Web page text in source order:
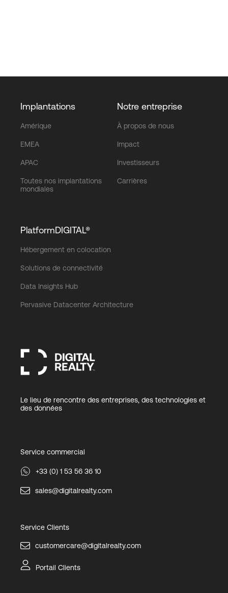
Implantations
Amérique
EMEA
APAC
Toutes nos implantations
mondiales
Notre entreprise
À propos de nous
Impact
Investisseurs
Carrières
PlatformDIGITAL®
Hébergement en colocation
Solutions de connectivité
Data Insights Hub
Pervasive Datacenter Architecture
Le lieu de rencontre des entreprises, des technologies et
des données
Service commercial
+33 (0) 1 53 56 36 10
sales@digitalrealty.com
Service Clients
customercare@digitalrealty.com
Portail Clients